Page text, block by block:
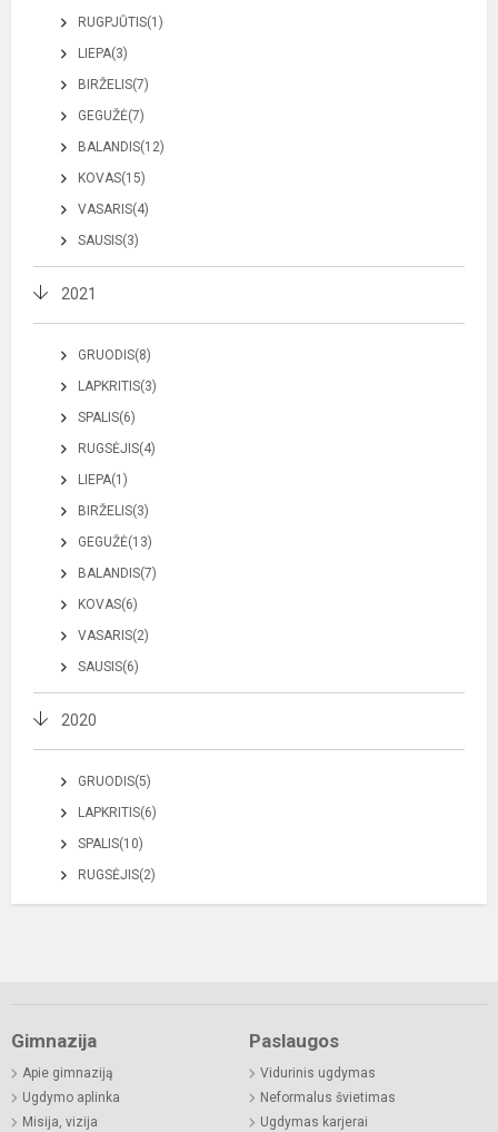
RUGPJŪTIS(1)
LIEPA(3)
BIRŽELIS(7)
GEGUŽĖ(7)
BALANDIS(12)
KOVAS(15)
VASARIS(4)
SAUSIS(3)
2021
GRUODIS(8)
LAPKRITIS(3)
SPALIS(6)
RUGSĖJIS(4)
LIEPA(1)
BIRŽELIS(3)
GEGUŽĖ(13)
BALANDIS(7)
KOVAS(6)
VASARIS(2)
SAUSIS(6)
2020
GRUODIS(5)
LAPKRITIS(6)
SPALIS(10)
RUGSĖJIS(2)
Gimnazija
Apie gimnaziją
Ugdymo aplinka
Misija, vizija
Paslaugos
Vidurinis ugdymas
Neformalus švietimas
Ugdymas karjerai